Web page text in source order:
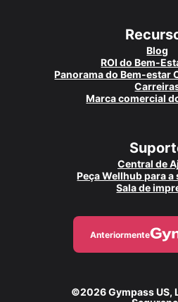
Blog
ROI do Bem-
Panorama do Bem-estar
Marca comercial
Central de
Peça Wellhub para a
Sala de
Anteriormente
©2026 Gympass US,